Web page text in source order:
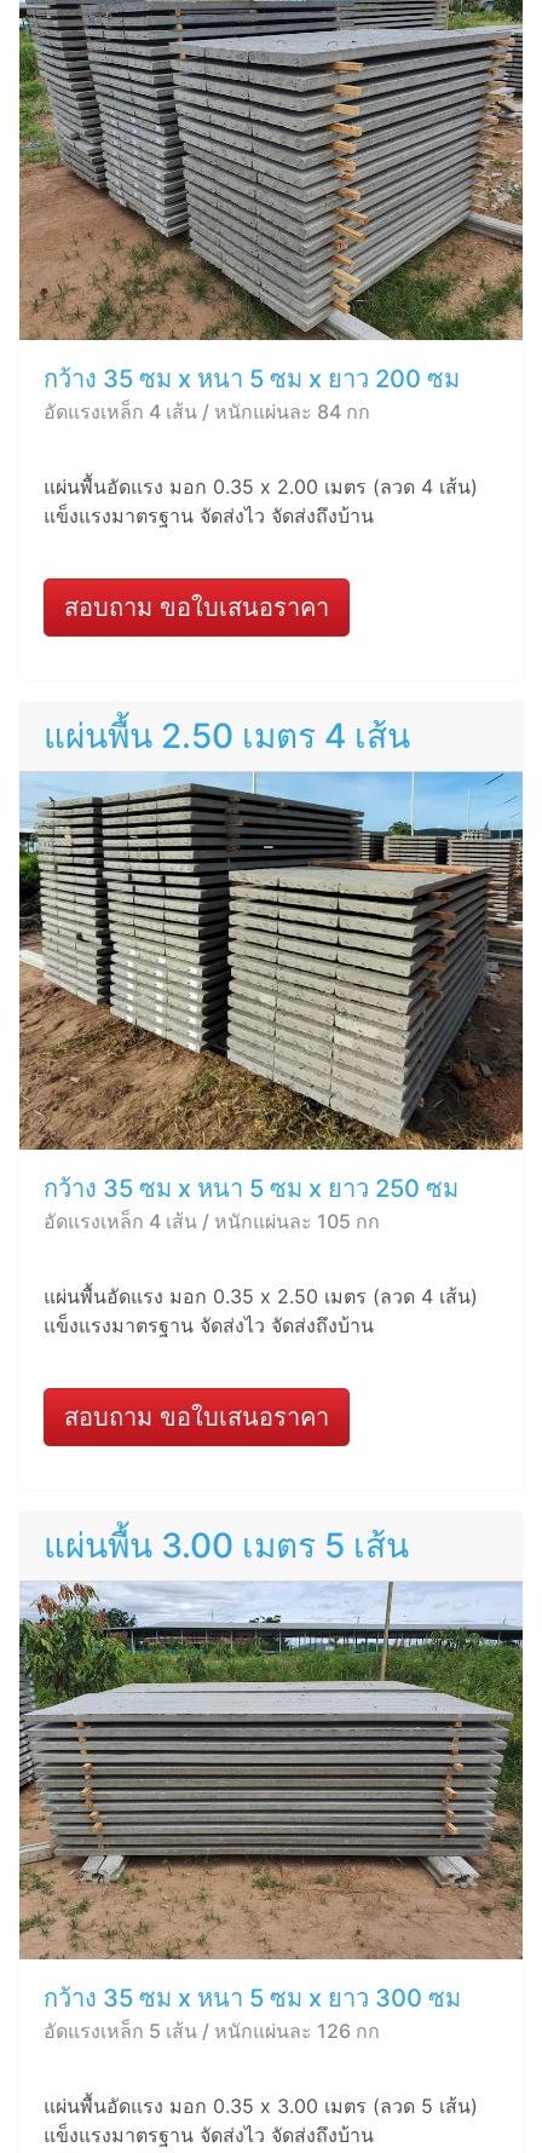
กว้าง 35 ซม x หนา 5 ซม x ยาว 200 ซม
อัดแรงเหล็ก 4 เส้น / หนักแผ่นละ 84 กก
แผ่นพื้นอัดแรง มอก 0.35 x 2.00 เมตร (ลวด 4 เส้น)
แข็งแรงมาตรฐาน จัดส่งไว จัดส่งถึงบ้าน
สอบถาม ขอใบเสนอราคา
แผ่นพื้น 2.50 เมตร 4 เส้น
กว้าง 35 ซม x หนา 5 ซม x ยาว 250 ซม
อัดแรงเหล็ก 4 เส้น / หนักแผ่นละ 105 กก
แผ่นพื้นอัดแรง มอก 0.35 x 2.50 เมตร (ลวด 4 เส้น)
แข็งแรงมาตรฐาน จัดส่งไว จัดส่งถึงบ้าน
สอบถาม ขอใบเสนอราคา
แผ่นพื้น 3.00 เมตร 5 เส้น
กว้าง 35 ซม x หนา 5 ซม x ยาว 300 ซม
อัดแรงเหล็ก 5 เส้น / หนักแผ่นละ 126 กก
แผ่นพื้นอัดแรง มอก 0.35 x 3.00 เมตร (ลวด 5 เส้น)
แข็งแรงมาตรฐาน จัดส่งไว จัดส่งถึงบ้าน